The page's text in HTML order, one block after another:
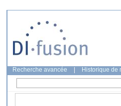
Recherche avancée Historique de